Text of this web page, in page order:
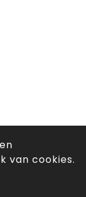
van cookies.